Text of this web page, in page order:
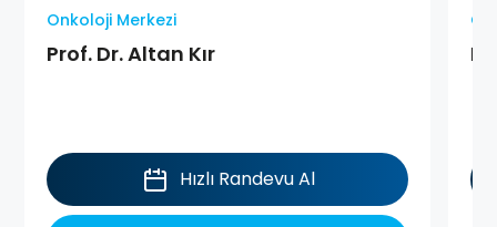
Onkoloji Merkezi
Prof. Dr. Altan Kır
Hızlı Randevu Al